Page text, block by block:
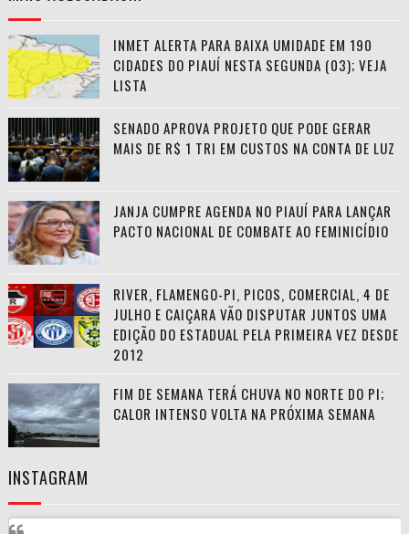
INMET ALERTA PARA BAIXA UMIDADE EM 190
CIDADES DO PIAUÍ NESTA SEGUNDA (03); VEJA
LISTA
SENADO APROVA PROJETO QUE PODE GERAR
MAIS DE R$ 1 TRI EM CUSTOS NA CONTA DE LUZ
JANJA CUMPRE AGENDA NO PIAUÍ PARA LANÇAR
PACTO NACIONAL DE COMBATE AO FEMINICÍDIO
RIVER, FLAMENGO-PI, PICOS, COMERCIAL, 4 DE
JULHO E CAIÇARA VÃO DISPUTAR JUNTOS UMA
EDIÇÃO DO ESTADUAL PELA PRIMEIRA VEZ DESDE
2012
FIM DE SEMANA TERÁ CHUVA NO NORTE DO PI;
CALOR INTENSO VOLTA NA PRÓXIMA SEMANA
INSTAGRAM